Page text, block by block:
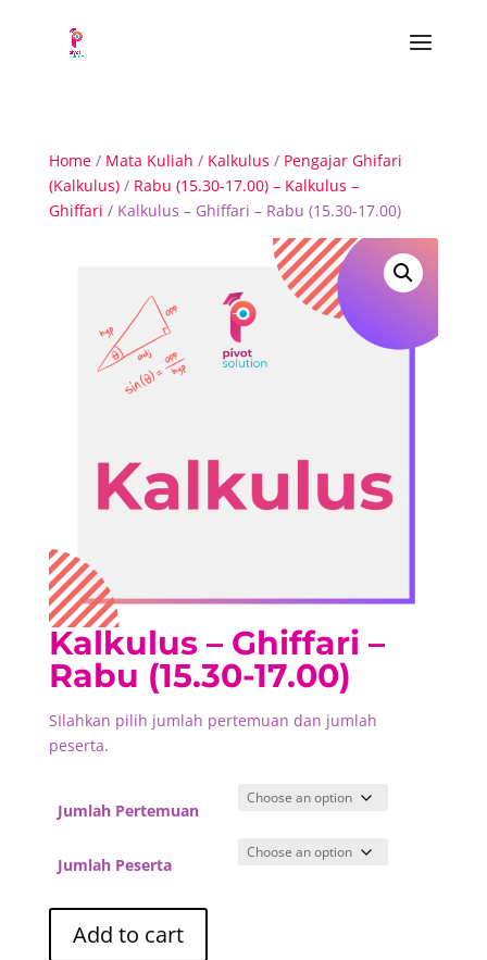
Home/ Mata Kuliah / Kalkulus / Pengajar Ghifari
(Kalkulus)/ Rabu (15.30-17.00) – Kalkulus –
Ghiffari / Kalkulus – Ghiffari – Rabu (15.30-17.00)
Kalkulus – Ghiffari –
Rabu (15.30-17.00)
SIlahkan pilih jumlah pertemuan dan jumlah
peserta.
Jumlah Pertemuan
Jumlah Peserta
Add to cart